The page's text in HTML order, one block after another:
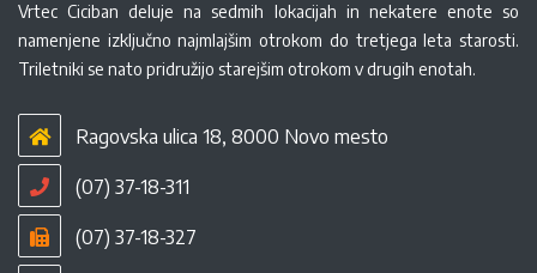
Vrtec Ciciban deluje na sedmih lokacijah in nekatere enote so
namenjene izključno najmlajšim otrokom do tretjega leta starosti.
Triletniki se nato pridružijo starejšim otrokom v drugih enotah.
Ragovska ulica 18, 8000 Novo mesto
(07) 37-18-311
(07) 37-18-327